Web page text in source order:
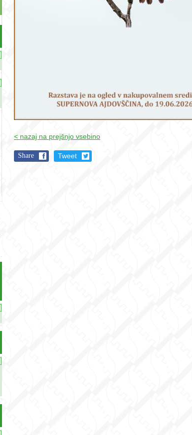
< nazaj na prejšnjo vsebino
Share Tweet